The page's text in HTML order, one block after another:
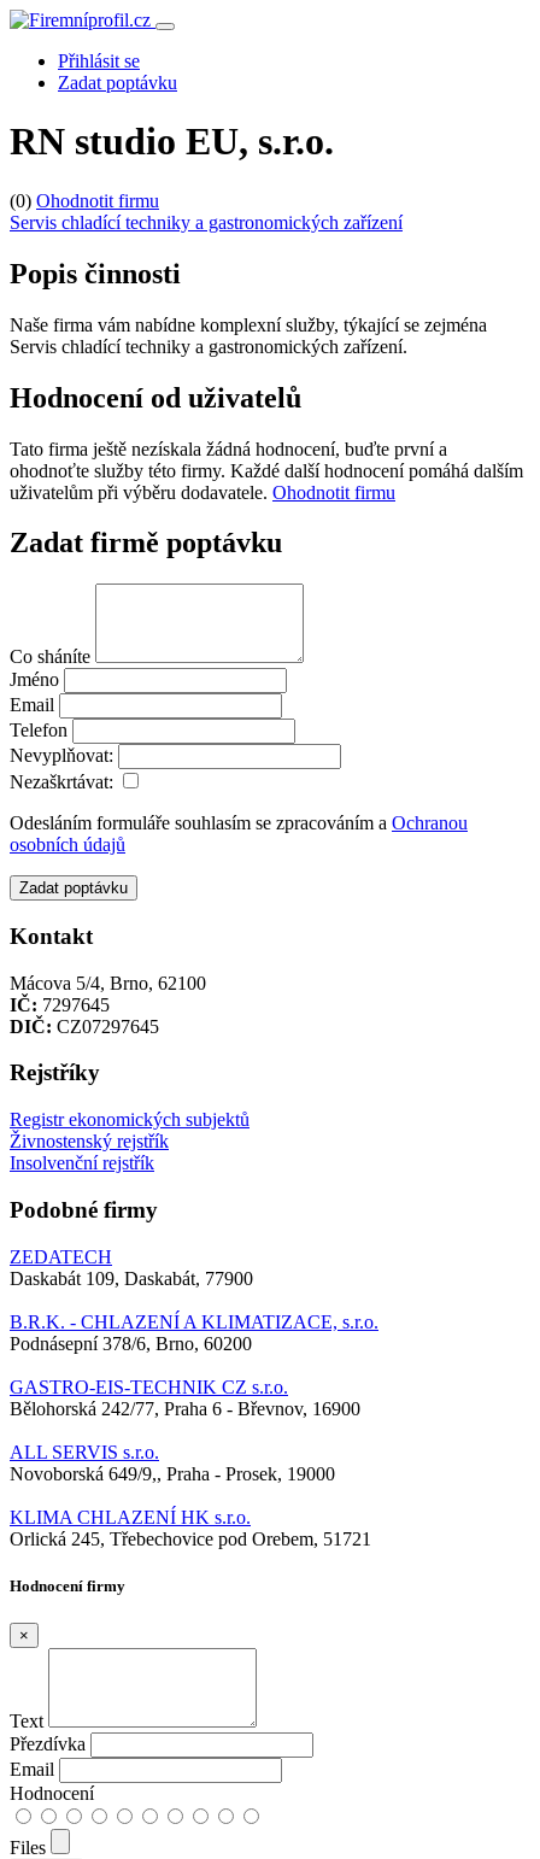
Přihlásit se
Zadat poptávku
RN studio EU, s.r.o.
(0) Ohodnotit firmu
Servis chladící techniky a gastronomických zařízení
Popis činnosti
Naše firma vám nabídne komplexní služby, týkající se zejména
Servis chladící techniky a gastronomických zařízení.
Hodnocení od uživatelů
Tato firma ještě nezískala žádná hodnocení, buďte první a
ohodnoťte služby této firmy. Každé další hodnocení pomáhá dalším
uživatelům při výběru dodavatele. Ohodnotit firmu
Zadat firmě poptávku
Co sháníte
Jméno
Email
Telefon
Nevyplňovat:
Nezaškrtávat:
Odesláním formuláře souhlasím se zpracováním a Ochranou
osobních údajů
Zadat poptávku
Kontakt
Mácova 5/4, Brno, 62100
IČ: 7297645
DIČ: CZ07297645
Rejstříky
Registr ekonomických subjektů
Živnostenský rejstřík
Insolvenční rejstřík
Podobné firmy
ZEDATECH
Daskabát 109, Daskabát, 77900
B.R.K. - CHLAZENÍ A KLIMATIZACE, s.r.o.
Podnásepní 378/6, Brno, 60200
GASTRO-EIS-TECHNIK CZ s.r.o.
Bělohorská 242/77, Praha 6 - Břevnov, 16900
ALL SERVIS s.r.o.
Novoborská 649/9,, Praha - Prosek, 19000
KLIMA CHLAZENÍ HK s.r.o.
Orlická 245, Třebechovice pod Orebem, 51721
Hodnocení firmy
×
Text
Přezdívka
Email
Hodnocení
Files